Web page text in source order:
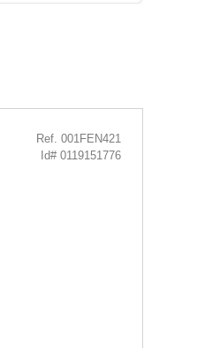
Ref. 001FEN421
Id# 0119151776